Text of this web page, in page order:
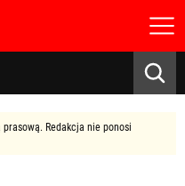
Redakcja nie ponosi